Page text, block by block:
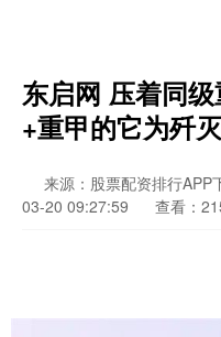
东启网 压着同
+重甲的它为歼
来源：股票配资排行APP
03-20 09:27:59
查看：